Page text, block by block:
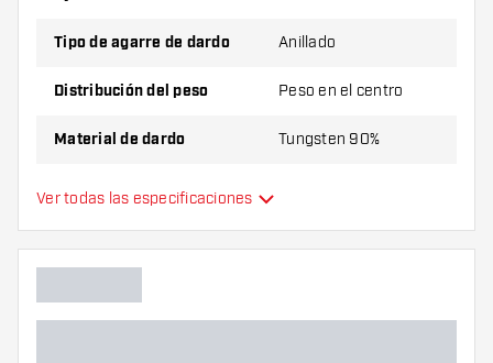
Tipo de agarre de dardo Anillado
Distribución del peso Peso en el centro
Material de dardo Tungsten 90%
Agarre de punta de dardo
Jugador de dardos
Ver todas las especificaciones